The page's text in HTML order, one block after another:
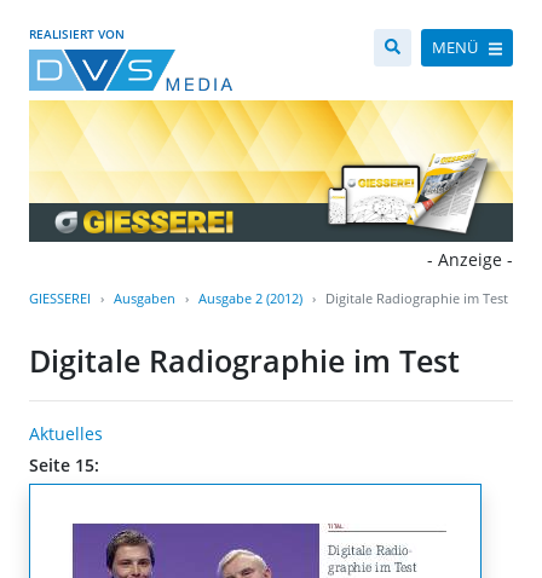
REALISIERT VON
MENÜ
- Anzeige -
GIESSEREI Ausgaben Ausgabe 2 (2012) Digitale Radiographie im Test
Digitale Radiographie im Test
Aktuelles
Seite 15: